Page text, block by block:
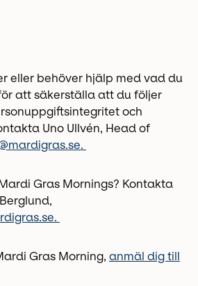
eller behöver hjälp med vad du
att säkerställa att du följer
och
Uno Ullvén, Head of
Gras Mornings? Kontakta
Gras Morning, anmäl dig till